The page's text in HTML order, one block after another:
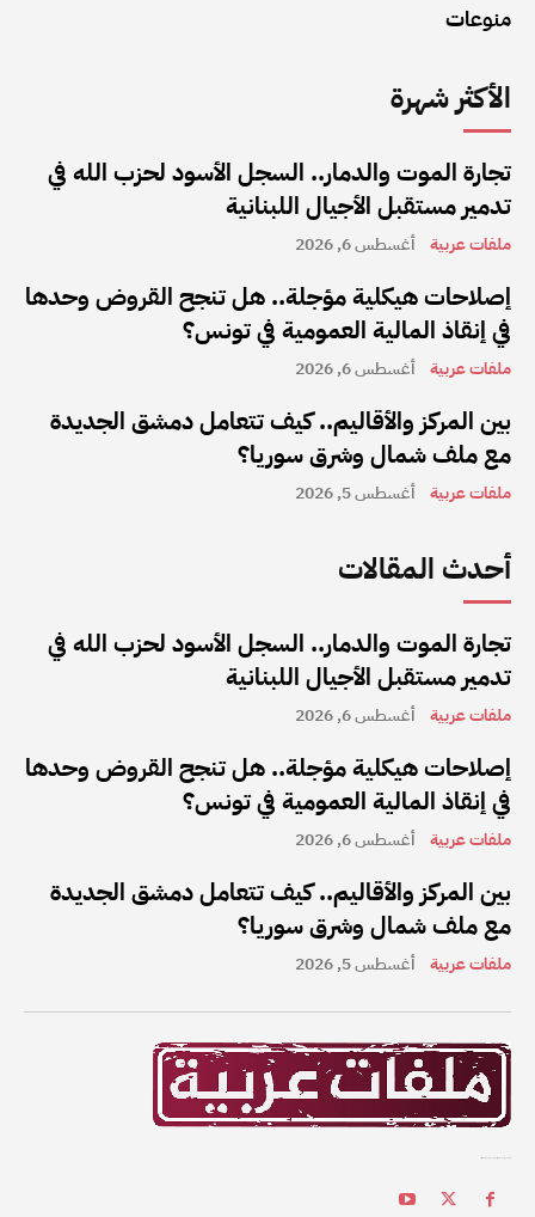
منوعات
الأكثر شهرة
تجارة الموت والدمار.. السجل الأسود لحزب الله في
تدمير مستقبل الأجيال اللبنانية
ملفات عربية أغسطس 6, 2026
إصلاحات هيكلية مؤجلة.. هل تنجح القروض وحدها
في إنقاذ المالية العمومية في تونس؟
ملفات عربية أغسطس 6, 2026
بين المركز والأقاليم.. كيف تتعامل دمشق الجديدة
مع ملف شمال وشرق سوريا؟
ملفات عربية أغسطس 5, 2026
أحدث المقالات
تجارة الموت والدمار.. السجل الأسود لحزب الله في
تدمير مستقبل الأجيال اللبنانية
ملفات عربية أغسطس 6, 2026
إصلاحات هيكلية مؤجلة.. هل تنجح القروض وحدها
في إنقاذ المالية العمومية في تونس؟
ملفات عربية أغسطس 6, 2026
بين المركز والأقاليم.. كيف تتعامل دمشق الجديدة
مع ملف شمال وشرق سوريا؟
ملفات عربية أغسطس 5, 2026